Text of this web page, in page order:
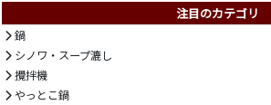
注目のカテゴリ
鍋
シノワ・スープ漉し
攪拌機
やっとこ鍋